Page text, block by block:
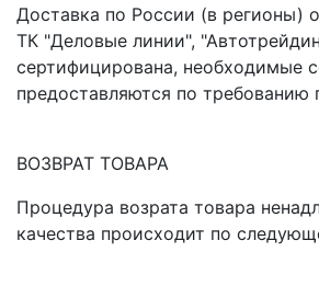
Доставка по России (в регионы)
ТК "Деловые линии",
сертифицирована, необходимые
предоставляются по требованию
ВОЗВРАТ ТОВАРА
Процедура возрата товара
качества происходит по